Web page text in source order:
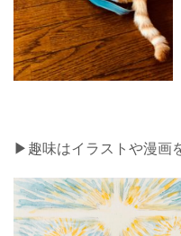
▶︎趣味はイラストや漫画